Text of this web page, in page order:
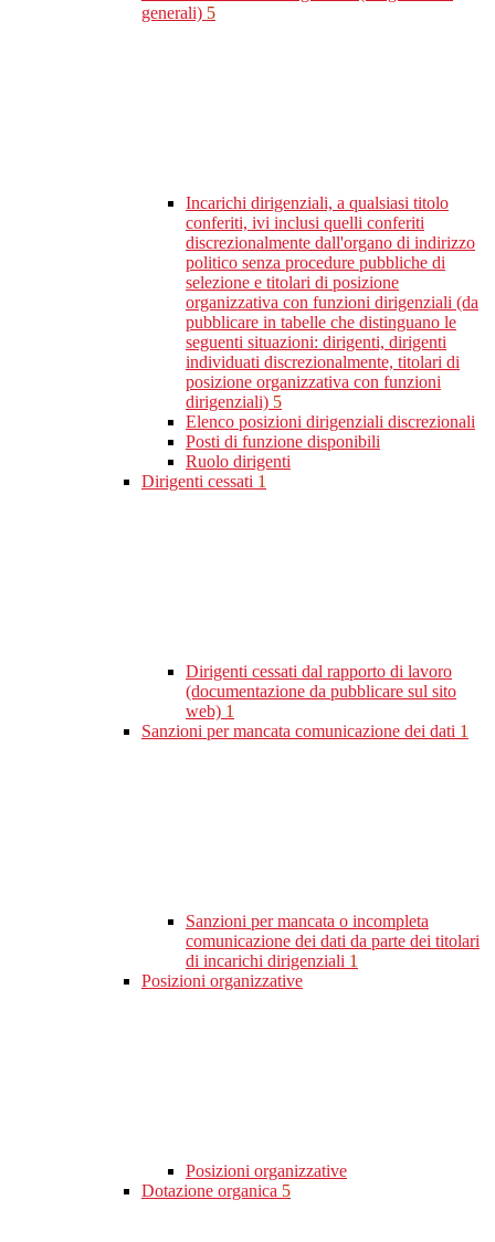
generali) 5
Incarichi dirigenziali, a qualsiasi titolo
conferiti, ivi inclusi quelli conferiti
discrezionalmente dall'organo di indirizzo
politico senza procedure pubbliche di
selezione e titolari di posizione
organizzativa con funzioni dirigenziali (da
pubblicare in tabelle che distinguano le
seguenti situazioni: dirigenti, dirigenti
individuati discrezionalmente, titolari di
posizione organizzativa con funzioni
dirigenziali) 5
Elenco posizioni dirigenziali discrezionali
Posti di funzione disponibili
Ruolo dirigenti
Dirigenti cessati 1
Dirigenti cessati dal rapporto di lavoro
(documentazione da pubblicare sul sito
web) 1
Sanzioni per mancata comunicazione dei dati 1
Sanzioni per mancata o incompleta
comunicazione dei dati da parte dei titolari
di incarichi dirigenziali 1
Posizioni organizzative
Posizioni organizzative
Dotazione organica 5